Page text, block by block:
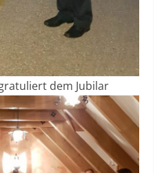
dem Jubilar